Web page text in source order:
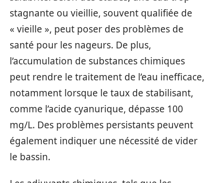
stagnante ou vieillie, souvent qualifiée de
« vieille », peut poser des problèmes de
santé pour les nageurs. De plus,
l’accumulation de substances chimiques
peut rendre le traitement de l’eau inefficace,
notamment lorsque le taux de stabilisant,
comme l’acide cyanurique, dépasse 100
mg/L. Des problèmes persistants peuvent
également indiquer une nécessité de vider
le bassin.